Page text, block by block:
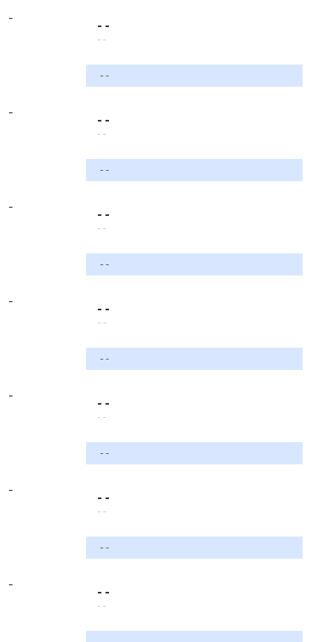
-
- -
- -
- -
-
- -
- -
- -
-
- -
- -
- -
-
- -
- -
- -
-
- -
- -
- -
-
- -
- -
- -
-
- -
- -